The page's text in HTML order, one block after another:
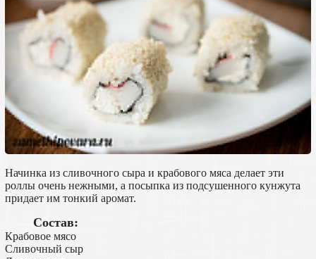
Начинка из сливочного сыра и крабового мяса делает эти
роллы очень нежными, а посыпка из подсушенного кунжута
придает им тонкий аромат.
Состав:
Крабовое мясо
Сливочный сыр